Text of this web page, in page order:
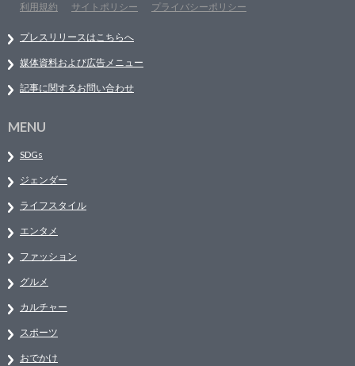
利用規約
サイトポリシー プライバシーポリシー
プレスリリースはこちらへ
媒体資料および広告メニュー
記事に関するお問い合わせ
MENU
SDGs
ジェンダー
ライフスタイル
エンタメ
ファッション
グルメ
カルチャー
スポーツ
おでかけ